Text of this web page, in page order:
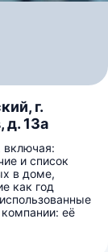
г.
д. 13а
и список
в доме,
как год
её